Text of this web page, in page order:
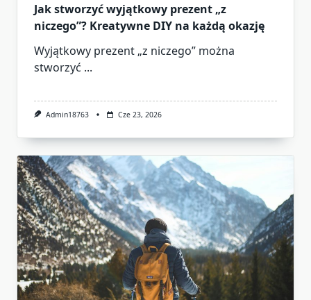
Jak stworzyć wyjątkowy prezent „z
niczego”? Kreatywne DIY na każdą okazję
Wyjątkowy prezent „z niczego” można
stworzyć ...
Admin18763 Cze 23, 2026